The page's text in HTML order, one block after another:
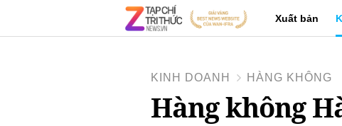
Xuất bản
KINH DOANH HÀNG KHÔNG
Hàng không